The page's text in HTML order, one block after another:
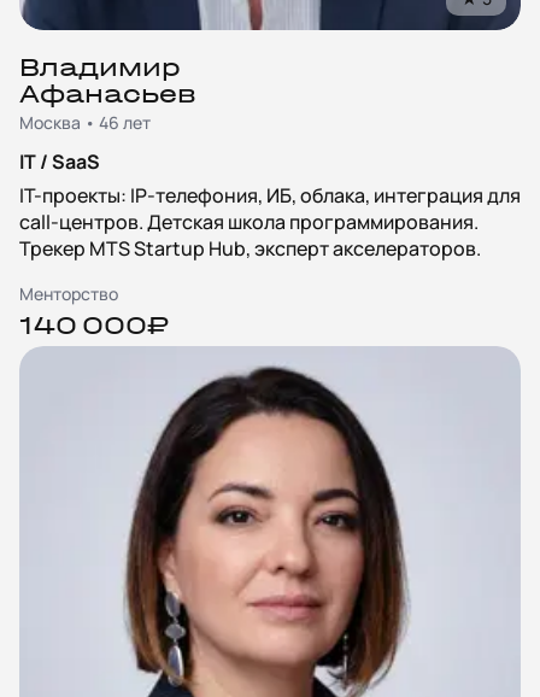
Владимир
Афанасьев
Москва • 46 лет
IT / SaaS
IT-проекты: IP-телефония, ИБ, облака, интеграция для
call-центров. Детская школа программирования.
Трекер MTS Startup Hub, эксперт акселераторов.
Менторство
140 000₽